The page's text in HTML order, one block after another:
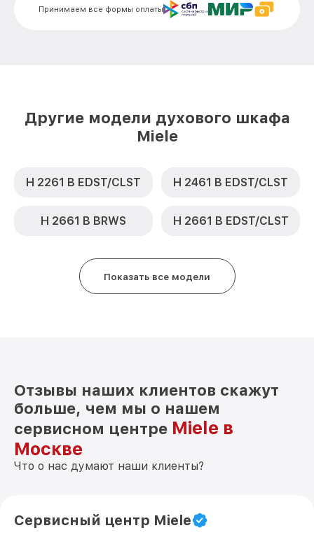
Принимаем все формы оплаты
Другие модели духового шкафа
Miele
H 2261 B EDST/CLST H 2461 B EDST/CLST
H 2661 B BRWS H 2661 B EDST/CLST
Показать все модели
Отзывы наших клиентов скажут
больше, чем мы о нашем
сервисном центре Miele в
Москве
Что о нас думают наши клиенты?
Сервисный центр Miele